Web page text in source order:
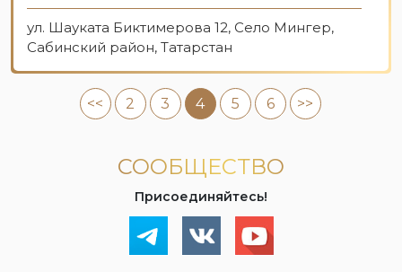
ул. Шауката Биктимерова 12, Село Мингер,
Сабинский район, Татарстан
<< 2 3 4 5 6 >>
СООБЩЕСТВО
Присоединяйтесь!